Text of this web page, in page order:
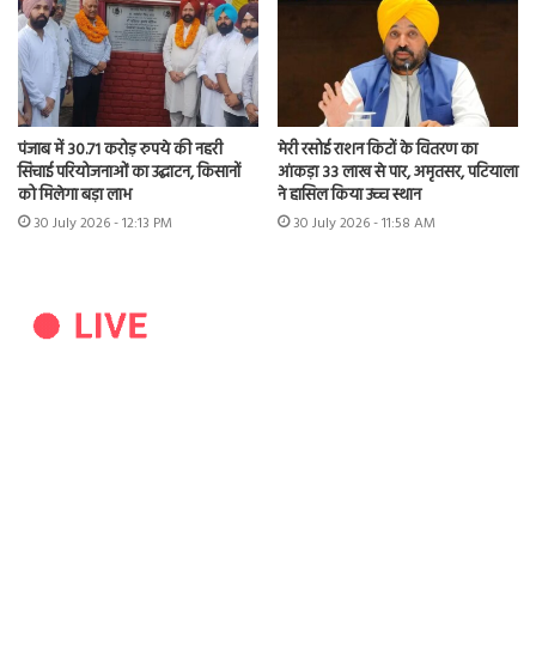
पंजाब में 30.71 करोड़ रुपये की नहरी
सिंचाई परियोजनाओं का उद्घाटन, किसानों
को मिलेगा बड़ा लाभ
30 July 2026 - 12:13 PM
मेरी रसोई राशन किटों के वितरण का
आंकड़ा 33 लाख से पार, अमृतसर, पटियाला
ने हासिल किया उच्च स्थान
30 July 2026 - 11:58 AM